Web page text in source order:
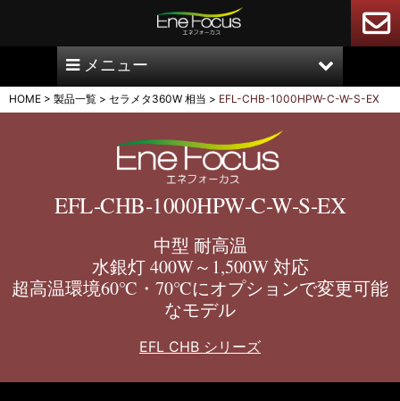
メニュー
HOME > 製品一覧 > セラメタ360W 相当 > EFL-CHB-1000HPW-C-W-S-EX
EFL-CHB-1000HPW-C-W-S-EX
中型 耐高温
水銀灯 400W～1,500W 対応
超高温環境60℃・70℃にオプションで変更可能
なモデル
EFL CHB シリーズ